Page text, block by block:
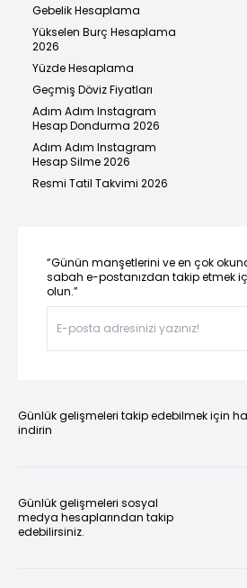
Gebelik Hesaplama
Yükselen Burç Hesaplama
2026
Yüzde Hesaplama
Geçmiş Döviz Fiyatları
Adım Adım Instagram
Hesap Dondurma 2026
Adım Adım Instagram
Hesap Silme 2026
Resmi Tatil Takvimi 2026
“Günün manşetlerini ve en çok
sabah e-postanızdan takip etmek
olun.”
Günlük gelişmeleri takip edebilmek için
indirin
Günlük gelişmeleri sosyal
medya hesaplarından takip
edebilirsiniz.